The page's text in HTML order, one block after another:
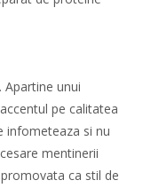
unui
pe calitatea
infometeaza si nu
mentinerii
ca stil de